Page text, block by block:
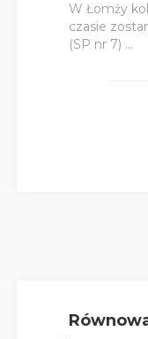
W Łomży
czasie
(SP nr 7) ...